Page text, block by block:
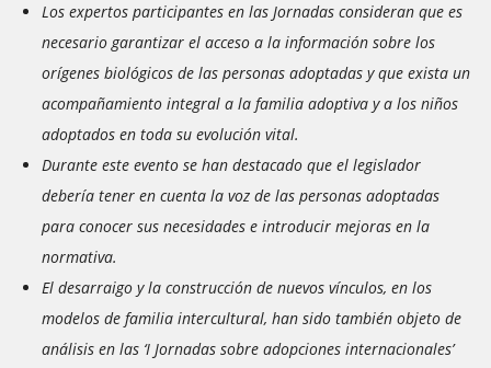
Los expertos participantes en las Jornadas consideran que es
necesario garantizar el acceso a la información sobre los
orígenes biológicos de las personas adoptadas y que exista un
acompañamiento integral a la familia adoptiva y a los niños
adoptados en toda su evolución vital.
Durante este evento se han destacado que el legislador
debería tener en cuenta la voz de las personas adoptadas
para conocer sus necesidades e introducir mejoras en la
normativa.
El desarraigo y la construcción de nuevos vínculos, en los
modelos de familia intercultural, han sido también objeto de
análisis en las ‘I Jornadas sobre adopciones internacionales’